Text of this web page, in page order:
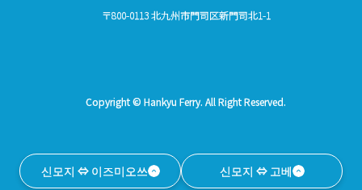
〒800-0113 北九州市門司区新門司北1-1
Copyright © Hankyu Ferry. All Right Reserved.
신모지 ⇔ 이즈미오쓰 신모지 ⇔ 고베